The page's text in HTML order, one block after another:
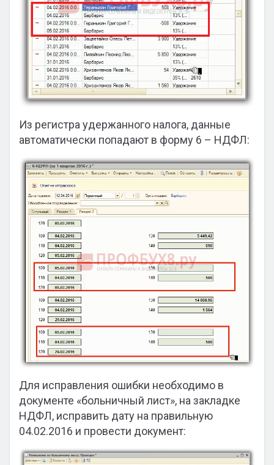
Из регистра удержанного налога, данные
автоматически попадают в форму 6 – НДФЛ:
Для исправления ошибки необходимо в
документе «больничный лист», на закладке
НДФЛ, исправить дату на правильную
04.02.2016 и провести документ: